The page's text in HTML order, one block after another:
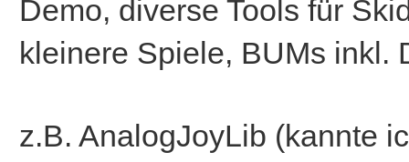
Demo, diverse Tools für
kleinere Spiele, BUMs inkl.
z.B. AnalogJoyLib (kannte